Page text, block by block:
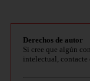
Derechos de autor
Si cree que algún
intelectual, contacte